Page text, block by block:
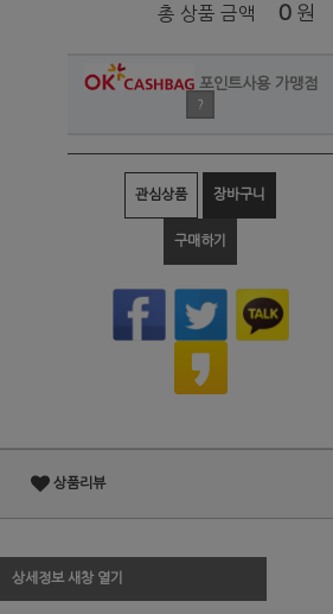
총 상품 금액 0 원
포인트사용 가맹점
?
관심상품 장바구니
구매하기
상품리뷰
상세정보 새창 열기